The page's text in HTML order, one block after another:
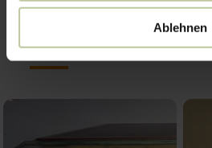
Ablehnen
Impressions